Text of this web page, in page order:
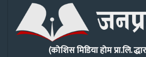
(कोशिस मिडिया होम प्रा.लि.